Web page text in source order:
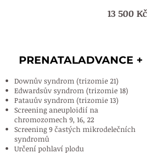
13 500 Kč
PRENATALADVANCE +
PRENATALADVANCE +
Downův syndrom (trizomie 21)
Edwardsův syndrom (trizomie 18)
Patauův syndrom (trizomie 13)
Screening aneuploidií na
chromozomech 9, 16, 22
Screening 9 častých mikrodelečních
syndromů
Určení pohlaví plodu